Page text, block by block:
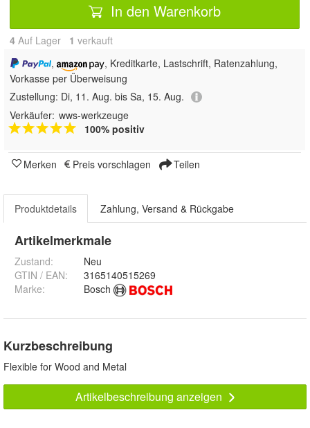
In den Warenkorb
4 Auf Lager 1 verkauft
,
, Kreditkarte, Lastschrift, Ratenzahlung,
Vorkasse per Überweisung
Zustellung: Di, 11. Aug. bis Sa, 15. Aug.
Verkäufer: wws-werkzeuge
100% positiv
Merken Preis vorschlagen Teilen
Produktdetails Zahlung, Versand & Rückgabe
Artikelmerkmale
Zustand:
Neu
GTIN / EAN:
3165140515269
Marke:
Bosch
Kurzbeschreibung
Flexible for Wood and Metal
Artikelbeschreibung anzeigen